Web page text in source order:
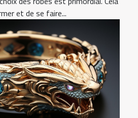
et de se faire...